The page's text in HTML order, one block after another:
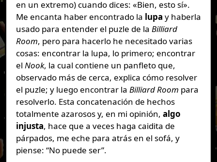
en un extremo) cuando dices: «Bien, esto sí».
Me encanta haber encontrado la lupa y haberla
usado para entender el puzle de la Billiard
Room, pero para hacerlo he necesitado varias
cosas: encontrar la lupa, lo primero; encontrar
el Nook, la cual contiene un panfleto que,
observado más de cerca, explica cómo resolver
el puzle; y luego encontrar la Billiard Room para
resolverlo. Esta concatenación de hechos
totalmente azarosos y, en mi opinión, algo
injusta, hace que a veces haga caidita de
párpados, me eche para atrás en el sofá, y
piense: “No puede ser”.